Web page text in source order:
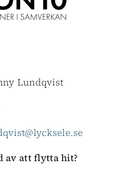
Lundqvist
av att flytta hit?